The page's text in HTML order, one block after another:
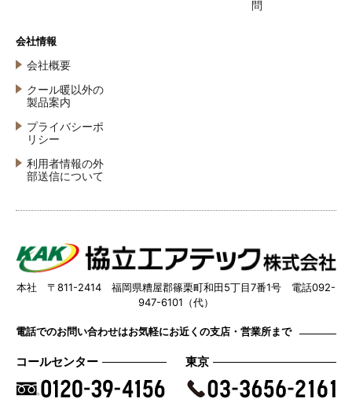
問
会社情報
会社概要
クール暖以外の
製品案内
プライバシーポ
リシー
利用者情報の外
部送信について
本社 〒811-2414 福岡県糟屋郡篠栗町和田5丁目7番1号 電話092-
947-6101（代）
電話でのお問い合わせはお気軽にお近くの支店・営業所まで
コールセンター 東京